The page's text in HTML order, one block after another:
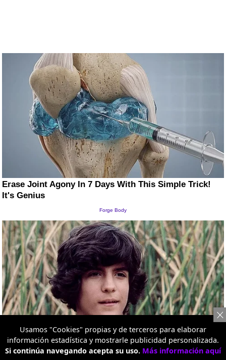
Usamos "Cookies" propias y de terceros para elaborar
información estadística y mostrarle publicidad personalizada.
Si continúa navegando acepta su uso. Más información aquí